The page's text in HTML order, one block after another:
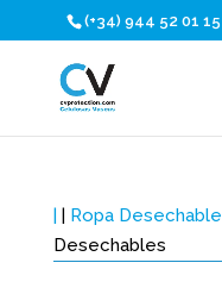
(+34) 944 52 01 15
| | Ropa Desechable
Desechables